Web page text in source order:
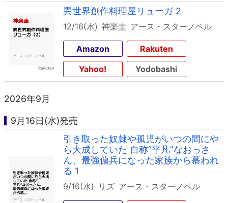
異世界創作料理屋リューガ 2
12/16(水) 神楽圭 アース・スターノベル
Amazon
Rakuten
Yahoo!
Yodobashi
2026年9月
9月16日(水)発売
引き取った奴隷や孤児がいつの間にや
ら大成していた 自称“平凡”なおっさ
ん、最強傭兵になった家族から慕われ
る 1
9/16(水) リズ アース・スターノベル